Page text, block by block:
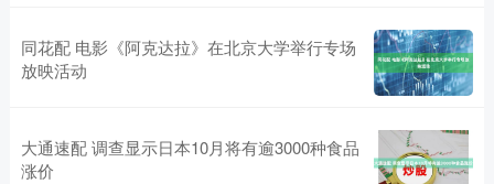
同花配 电影《阿克达拉》在北京大学举行专场
放映活动
大通速配 调查显示日本10月将有逾3000种食品
涨价